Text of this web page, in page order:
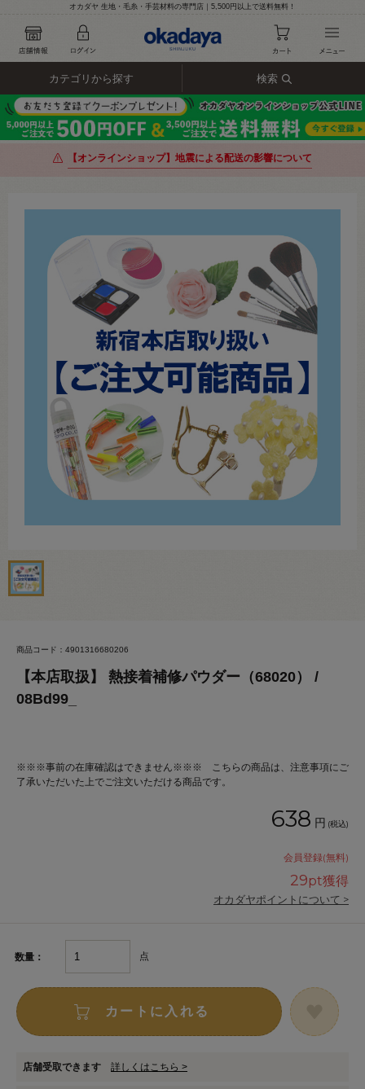
オカダヤ 生地・毛糸・手芸材料の専門店｜5,500円以上で送料無料！
カテゴリから探す 検索
【オンラインショップ】地震による配送の影響について
商品コード：4901316680206
【本店取扱】 熱接着補修パウダー（68020） /
08Bd99_
※※※事前の在庫確認はできません※※※ こちらの商品は、注意事項にご
了承いただいた上でご注文いただける商品です。
638 円 (税込)
会員登録(無料)
29pt獲得
オカダヤポイントについて >
数量： 点
カートに入れる
店舗受取できます 詳しくはこちら >